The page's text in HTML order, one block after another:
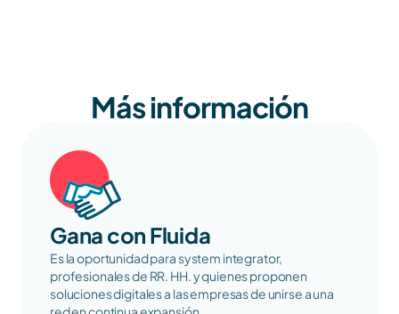
Más información
Gana con Fluida
Es la oportunidad para system integrator,
profesionales de RR. HH. y quienes proponen
soluciones digitales a las empresas de unirse a una